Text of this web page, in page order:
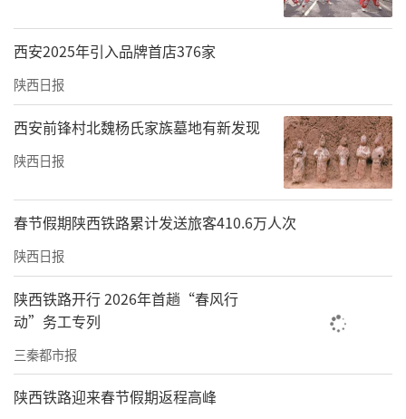
西安2025年引入品牌首店376家
陕西日报
西安前锋村北魏杨氏家族墓地有新发现
陕西日报
春节假期陕西铁路累计发送旅客410.6万人次
陕西日报
陕西铁路开行 2026年首趟“春风行
动”务工专列
三秦都市报
陕西铁路迎来春节假期返程高峰